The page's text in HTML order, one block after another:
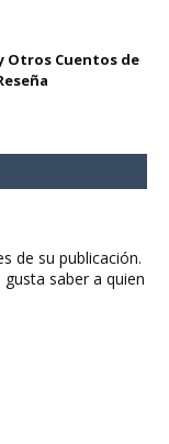
Otros Cuentos de
de su publicación.
saber a quien